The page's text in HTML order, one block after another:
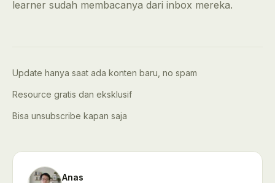
learner sudah membacanya dari inbox mereka.
Update hanya saat ada konten baru, no spam
Resource gratis dan eksklusif
Bisa unsubscribe kapan saja
Anas